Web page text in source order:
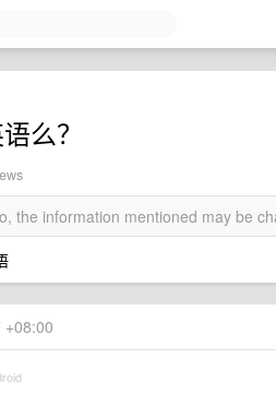
么？
the information mentioned may be